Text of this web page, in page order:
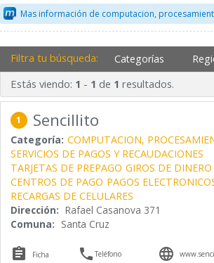
Mas información de computacion,
Filtra tu búsqueda: Categorías
Estás viendo: 1 - 1 de 1 resultados.
1 Sencillito
Categoría: COMPUTACION,
SERVICIOS DE PAGOS Y RECAUDACIONES
TARJETAS DE PREPAGO GIROS DE DINERO
CENTROS DE PAGO PAGOS
RECARGAS DE CELULARES
Dirección: Rafael Casanova 371
Comuna: Santa Cruz
 Ficha Teléfono 